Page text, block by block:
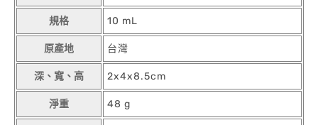
規格 10 mL
原產地 台灣
深、寬、高 2x4x8.5cm
淨重 48 g